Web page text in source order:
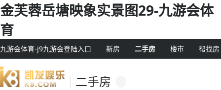
金芙蓉岳塘映象实景图29-九游会体
育
九游会体育-j9九游会登陆入口 新房 二手房 楼市 帮找房
二手房